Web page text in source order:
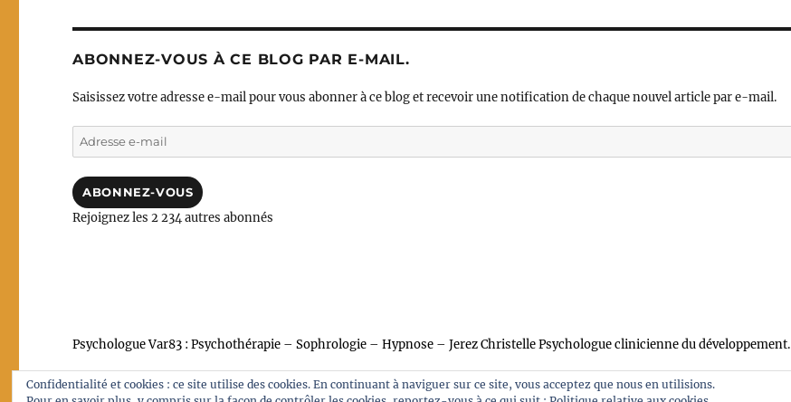
ABONNEZ-VOUS À CE BLOG PAR E-MAIL.
Saisissez votre adresse e-mail pour vous abonner à ce blog et recevoir une notification de chaque nouvel article par e-mail.
Adresse
e-
mail
ABONNEZ-VOUS
Rejoignez les 2 234 autres abonnés
Psychologue Var83 : Psychothérapie – Sophrologie – Hypnose – Jerez Christelle Psychologue clinicienne du développement.
Confidentialité et cookies : ce site utilise des cookies. En continuant à naviguer sur ce site, vous acceptez que nous en utilisions.